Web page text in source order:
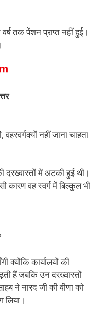
तक पेंशन प्राप्त नहीं हुई।
नहीं जाना चाहता
दरख्वास्तों में अटकी हुई थी।
कारण वह स्वर्ग में बिल्कुल भी
क्योंकि कार्यालयों की
हैं जबकि उन दरख्वास्तों
ने नारद जी की वीणा को
लिया।